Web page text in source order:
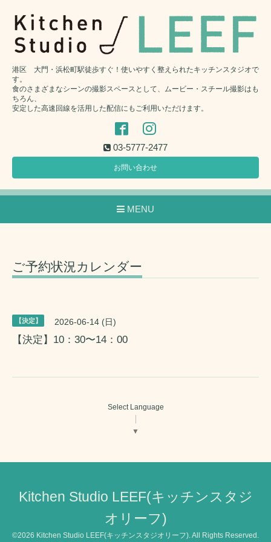
港区 大門・浜松町駅徒歩すぐ！使いやすく整えられたキッチンスタジオで
す。
食のさまざまなシーンの撮影スペースとして、ムービー・スチール撮影はも
ちろん、
安定した高速回線を活用した配信にもご利用いただけます。
03-5777-2477
お問い合わせ
MENU
ご予約状況カレンダー
【決定】 2026-06-14 (日)
【決定】10：30〜14：00
Select Language
▼
Kitchen Studio LEEF(キッチンスタジ
オリーフ)
©2026 Kitchen Studio LEEF(キッチンスタジオリーフ) . All Rights Reserved.